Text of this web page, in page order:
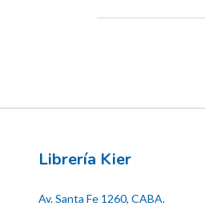
Librería Kier
Av. Santa Fe 1260, CABA.